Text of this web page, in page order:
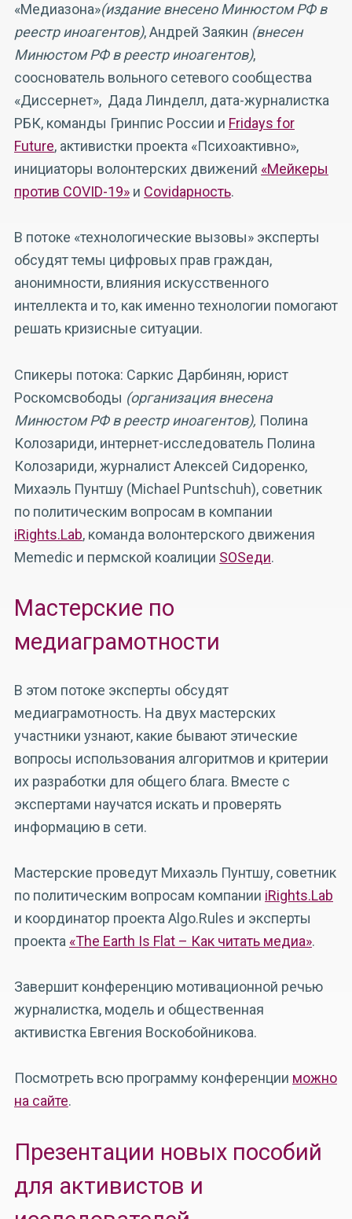
«Медиазона»(издание внесено Минюстом РФ в
реестр иноагентов), Андрей Заякин (внесен
Минюстом РФ в реестр иноагентов),
сооснователь вольного сетевого сообщества
«Диссернет», Дада Линделл, дата-журналистка
РБК, команды Гринпис России и Fridays for
Future, активистки проекта «Психоактивно»,
инициаторы волонтерских движений «Мейкеры
против COVID-19» и Covidарность.
В потоке «технологические вызовы» эксперты
обсудят темы цифровых прав граждан,
анонимности, влияния искусственного
интеллекта и то, как именно технологии помогают
решать кризисные ситуации.
Спикеры потока: Саркис Дарбинян, юрист
Роскомсвободы (организация внесена
Минюстом РФ в реестр иноагентов), Полина
Колозариди, интернет-исследователь Полина
Колозариди, журналист Алексей Сидоренко,
Михаэль Пунтшу (Michael Puntschuh), советник
по политическим вопросам в компании
iRights.Lab, команда волонтерского движения
Memedic и пермской коалиции SOSеди.
Мастерские по
медиаграмотности
В этом потоке эксперты обсудят
медиаграмотность. На двух мастерских
участники узнают, какие бывают этические
вопросы использования алгоритмов и критерии
их разработки для общего блага. Вместе с
экспертами научатся искать и проверять
информацию в сети.
Мастерские проведут Михаэль Пунтшу, советник
по политическим вопросам компании iRights.Lab
и координатор проекта Algo.Rules и эксперты
проекта «The Earth Is Flat – Как читать медиа».
Завершит конференцию мотивационной речью
журналистка, модель и общественная
активистка Евгения Воскобойникова.
Посмотреть всю программу конференции можно
на сайте.
Презентации новых пособий
для активистов и